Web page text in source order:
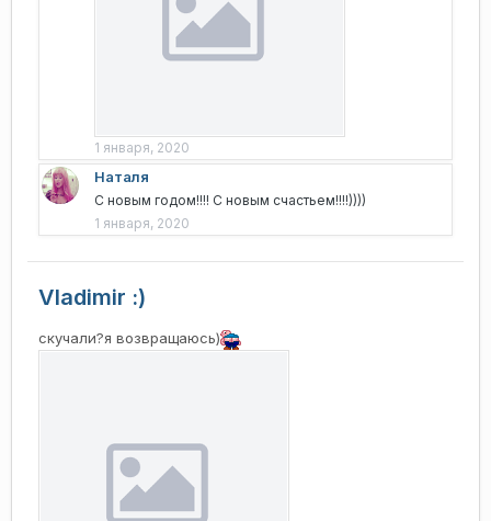
1 января, 2020
Наталя
С новым годом!!!! С новым счастьем!!!!))))
1 января, 2020
Vladimir :)
скучали?я возвращаюсь)